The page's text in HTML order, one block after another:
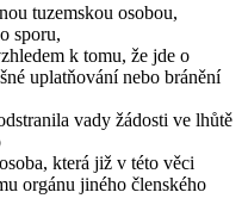
tuzemskou osobou,
sporu,
k tomu, že jde o
uplatňování nebo bránění
vady žádosti ve lhůtě
která již v této věci
orgánu jiného členského